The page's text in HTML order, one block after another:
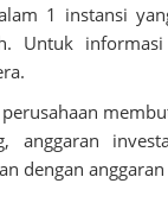
1 instansi
Untuk
anggaran
dengan